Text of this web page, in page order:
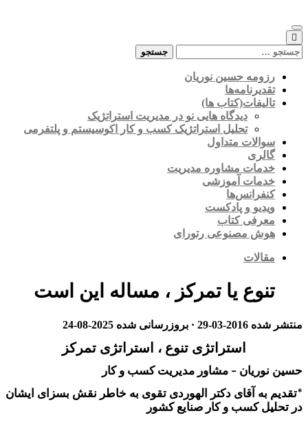
حسین نوریان
ها)
دیدگاه هایی نو در مدیریت استراتژیک
تحلیل استراتژیک کسب و کار اکوسیستم و پلتفرمی
متداول
مشاوره مدیریت
آموزشی
و پادکست
کتاب
مصنوعی رتورای
یا تمرکز ، مساله این است
2016-03-29 · بروزرسانی شده2025-08-24
استراتژی تنوع ، استراتژی تمرکز
– مشاور مدیریت کسب و کار
آقای دکتر الهوردی تقوی به خاطر نقش بسزای ایشان
کسب و کار صنایع کشور